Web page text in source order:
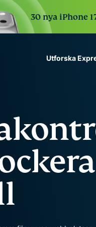
30 nya iPhone
Utforska
scale.